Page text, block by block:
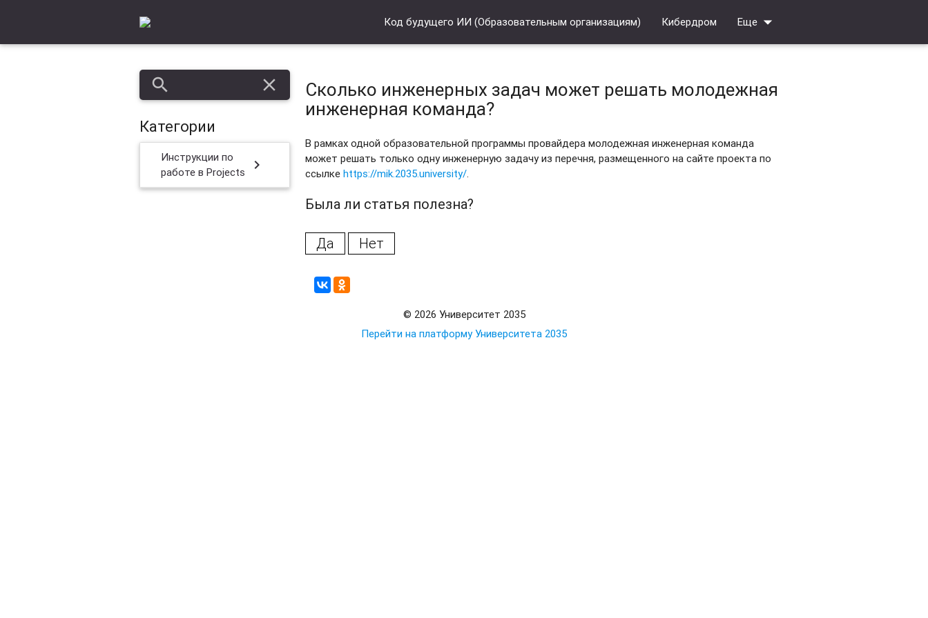
Код будущего ИИ (Образовательным организациям) Кибердром Еще arrow_drop_down
search close
Категории
Инструкции по
работе в Projects
chevron_right
Сколько инженерных задач может решать молодежная
инженерная команда?
В рамках одной образовательной программы провайдера молодежная инженерная команда
может решать только одну инженерную задачу из перечня, размещенного на сайте проекта по
ссылкеhttps://mik.2035.university/
Была ли статья полезна?
Да Нет
© 2026 Университет 2035
Перейти на платформу Университета 2035